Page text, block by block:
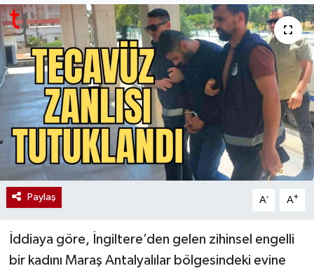
Paylaş A- A+
İddiaya göre, İngiltere’den gelen zihinsel engelli
bir kadını Maraş Antalyalılar bölgesindeki evine